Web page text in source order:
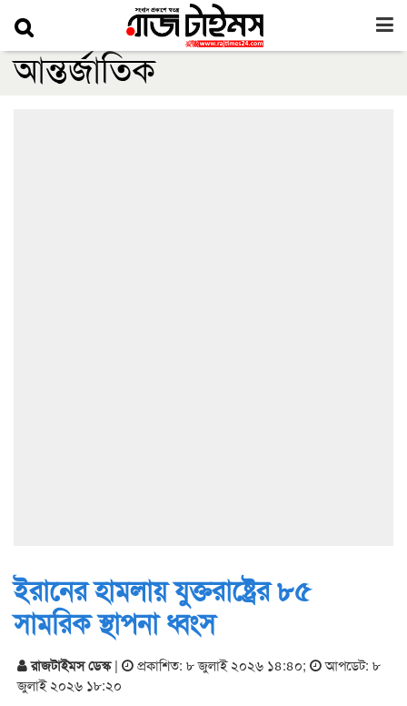
আন্তর্জাতিক
ইরানের হামলায় যুক্তরাষ্ট্রের ৮৫
সামরিক স্থাপনা ধ্বংস
রাজটাইমস ডেস্ক| প্রকাশিত: ৮ জুলাই ২০২৬ ১৪:৪০;
আপডেট: ৮
জুলাই ২০২৬ ১৮:২০